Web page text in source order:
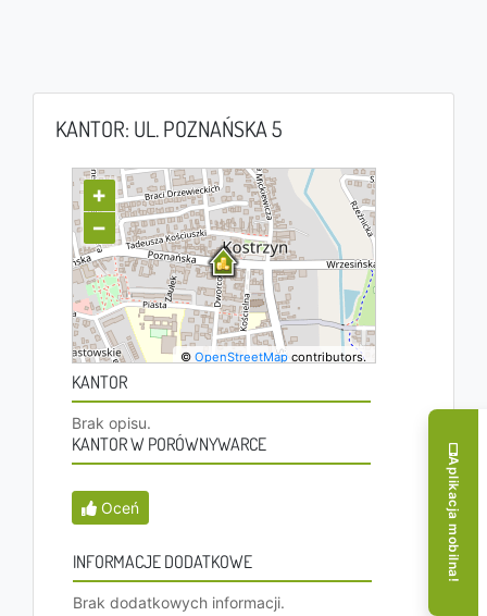
KANTOR: UL. POZNAŃSKA 5
+
−
©OpenStreetMap contributors.
KANTOR
Brak opisu.
KANTOR W PORÓWNYWARCE
Oceń
INFORMACJE DODATKOWE
Brak dodatkowych informacji.
Aplikacja mobilna!